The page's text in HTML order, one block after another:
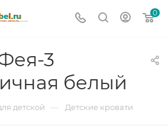
0
3
белый
детской — Детские кровати